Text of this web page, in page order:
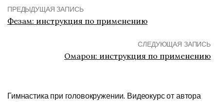
ПРЕДЫДУЩАЯ ЗАПИСЬ
Фезам: инструкция по применению
СЛЕДУЮЩАЯ ЗАПИСЬ
Омарон: инструкция по применению
Гимнастика при головокружении. Видеокурс от автора